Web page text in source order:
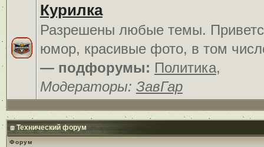
Курилка
Разрешены любые темы.
юмор, красивые фото, в том
— подфорумы: Политика,
Модераторы: ЗавГар
Технический форум
Форум